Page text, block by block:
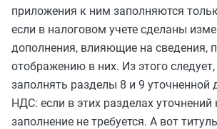
приложения к ним заполняются
если в налоговом учете сделаны
дополнения, влияющие на сведения,
отображению в них. Из этого
заполнять разделы 8 и 9 уточненной
НДС: если в этих разделах уточнений
заполнение не требуется. А вот